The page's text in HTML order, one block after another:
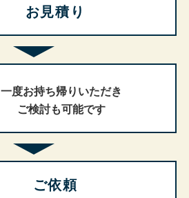
お見積り
一度お持ち帰りいただき
ご検討も可能です
ご依頼